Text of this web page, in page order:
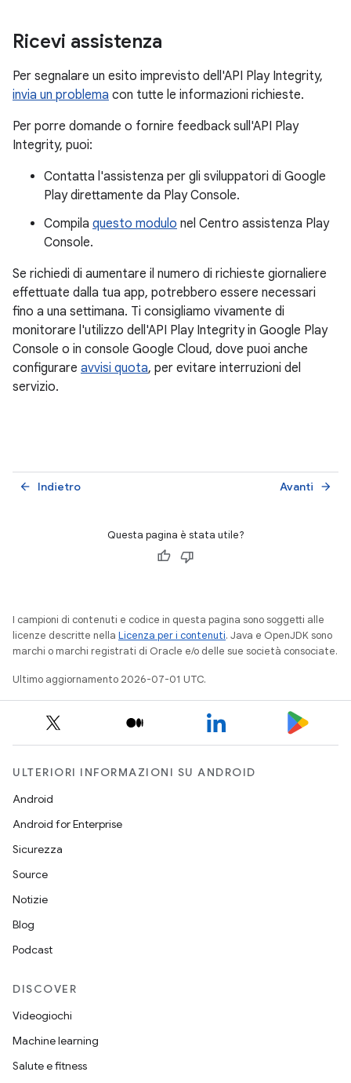
Ricevi assistenza
Per segnalare un esito imprevisto dell'API Play Integrity,
invia un problema con tutte le informazioni richieste.
Per porre domande o fornire feedback sull'API Play
Integrity, puoi:
Contatta l'assistenza per gli sviluppatori di Google
Play direttamente da Play Console.
Compila questo modulo nel Centro assistenza Play
Console.
Se richiedi di aumentare il numero di richieste giornaliere
effettuate dalla tua app, potrebbero essere necessari
fino a una settimana. Ti consigliamo vivamente di
monitorare l'utilizzo dell'API Play Integrity in Google Play
Console o in console Google Cloud, dove puoi anche
configurare avvisi quota, per evitare interruzioni del
servizio.
Indietro
arrow_back Avanti arrow_forward
Questa pagina è stata utile?
I campioni di contenuti e codice in questa pagina sono soggetti alle
licenze descritte nella Licenza per i contenuti. Java e OpenJDK sono
marchi o marchi registrati di Oracle e/o delle sue società consociate.
Ultimo aggiornamento 2026-07-01 UTC.
ULTERIORI INFORMAZIONI SU ANDROID
Android
Android for Enterprise
Sicurezza
Source
Notizie
Blog
Podcast
DISCOVER
Videogiochi
Machine learning
Salute e fitness